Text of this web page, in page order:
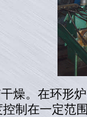
燥。在环形
制在一定范围